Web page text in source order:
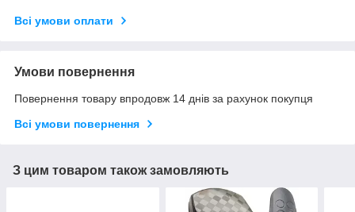
Всі умови оплати
Умови повернення
Повернення товару впродовж 14 днів за рахунок покупця
Всі умови повернення
З цим товаром також замовляють